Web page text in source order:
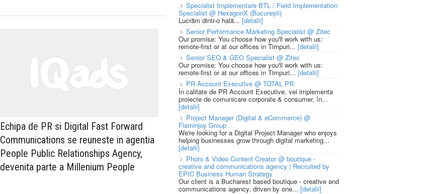
Echipa de PR si Digital Fast Forward
Communications se reuneste in agentia
People Public Relationships Agency,
devenita parte a Millenium People
Specialist Implementare BTL / Field Implementation
Specialist @ HexagonX (București)
Lucrăm dintr-o hală... [detalii]
Senior Performance Marketing Specialist @ Zitec
Our promise: You choose how you'll work with us:
remote-first or at our offices in Timpuri... [detalii]
Senior SEO & GEO Specialist @ Zitec
Our promise: You choose how you'll work with us:
remote-first or at our offices in Timpuri... [detalii]
PR Account Executive @ TOTAL PR
În calitate de PR Account Executive, vei implementa
proiecte de comunicare corporate & consumer, în...
[detalii]
Project Manager (Digital & eCommerce) @
Flaminjoy Group
We're looking for a Digital Project Manager who enjoys
helping businesses grow through digital marketing...
[detalii]
Photo & Video Content Creator @ boutique -
creative and communications agency | Recruited by
EPIC Business Human Strategy
Our client is a Bucharest based boutique - creative and
communications agency, driven by one... [detalii]